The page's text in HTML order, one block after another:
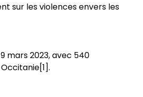
sur les violences envers les
mars 2023, avec 540